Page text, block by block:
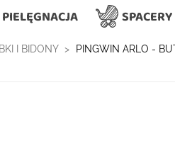
I BIDONY PINGWIN ARLO -